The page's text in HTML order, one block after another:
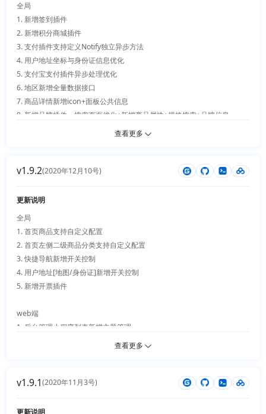
2. 插件、主题下载新增历史信息记录
3. 插件（上传、安装、卸载、删除）新增回调事件
4. 后台管理登录优化（新增帐号密码+图片验证码、邮件验证码、手机验证
码）
5. 用户登录优化（新增帐号密码+图片验证码、邮件验证码、手机验证码）
6. API用户接口新增帐号密码+手机+邮箱[登录、注册]方式、图片验证码
+短信邮件验证码发送
1. 小程序商品详情标题去除高度限制
4. 手机绑定接口更新
插件
1. 应用商店（在线自动安装应用插件、开发者提供优质插件、VIP授权管
理）
2. 新增主题自动切换插件
3. 分销插件支持自提地址切换
全局
1. 新增签到插件
2. 新增积分商城插件
3. 支付插件支持定义Notify独立异步方法
4. 用户地址坐标与身份证信息优化
5. 支付宝支付插件异步处理优化
6. 地区新增全量数据接口
7. 商品详情新增icon+面板公共信息
8. 新增品牌插件、搜索页面优化+新增商品属性+规格搜索+品牌信息
2. 商品规格新增排序操作+优化、商品参数优化
4. 友情链接新增手机端显隐控制
6. 动态数据列表组件条件新增气泡式弹出层、模块引入参数优化
7. 后台插件管理新增排序功能、自定义显示顺序+插件调用顺序
8. 公共接口新增插件配置返回
9. API接口与插件解耦、扩展性更上一层楼
小程序
2. 微信小程序登录授权循环bug修复
3. 新增品牌插件
查看更多
v1.9.2(2020年12月10号)
更新说明
全局
1. 首页商品支持自定义配置
2. 首页左侧二级商品分类支持自定义配置
3. 快捷导航新增开关控制
4. 用户地址[地图/身份证]新增开关控制
5. 新增开票插件
web端
1. 后台管理小程序列表新增主题管理
2. 分类管理组件优化、支持异步无刷新操作
5. 分页组件新增自定义页码跳转
7. 首页轮播左侧商品分类和右侧聚合内容新增开关控制
查看更多
v1.9.1(2020年11月3号)
更新说明